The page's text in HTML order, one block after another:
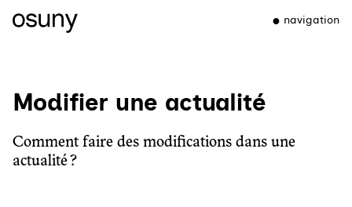
navigation
Modifier une actualité
Comment faire des modifications dans une
actualité ?